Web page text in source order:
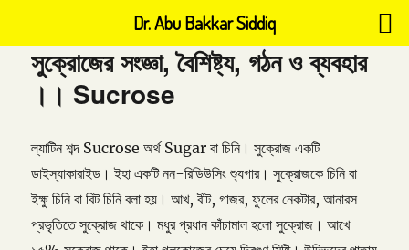
সুক্রোজের সংজ্ঞা, বৈশিষ্ট্য, গঠন ও ব্যবহার
।। Sucrose
ল্যাটিন শব্দ Sucrose অর্থ Sugar বা চিনি। সুক্রোজ একটি
ডাইস্যাকারাইড। ইহা একটি নন-রিডিউসিং শ্যুগার। সুক্রোজকে চিনি বা
ইক্ষু চিনি বা বিট চিনি বলা হয়। আখ, বীট, গাজর, ফুলের নেকটার, আনারস
প্রভৃতিতে সুক্রোজ থাকে। মধুর প্রধান কাঁচামাল হলো সুক্রোজ। আখে
Dr. Abu Bakkar Siddiq